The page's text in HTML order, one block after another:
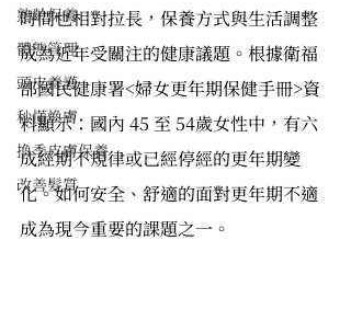
熟齡保養
體態管理
頭皮養護
秒懂煥膚
換季皮膚保養
改善髮質
時間也相對拉長，保養方式與生活調整
成為近年受關注的健康議題。根據衛福
部國民健康署<婦女更年期保健手冊>資
料顯示：國內 45 至 54歲女性中，有六
成經期不規律或已經停經的更年期變
化。如何安全、舒適的面對更年期不適
成為現今重要的課題之一。